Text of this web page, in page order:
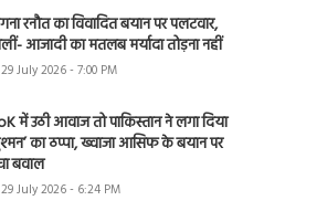
रनौत का विवादित बयान पर पलटवार,
आजादी का मतलब मर्यादा तोड़ना नहीं
29 July 2026 - 7:00 PM
में उठी आवाज तो पाकिस्तान ने लगा दिया
का ठप्पा, ख्वाजा आसिफ के बयान पर
बवाल
29 July 2026 - 6:24 PM